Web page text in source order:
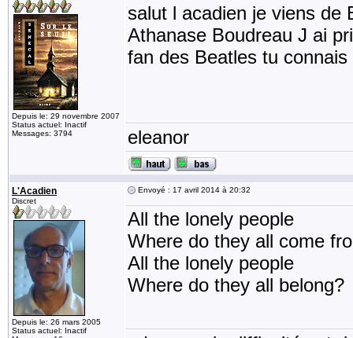
Depuis le: 29 novembre 2007
Status actuel: Inactif
Messages: 3794
salut l acadien je viens de
Athanase Boudreau J ai
fan des Beatles tu connais
eleanor
L'Acadien
Discret
Depuis le: 26 mars 2005
Status actuel: Inactif
Envoyé : 17 avril 2014 à 20:32
All the lonely people
Where do they all come
All the lonely people
Where do they all belong?